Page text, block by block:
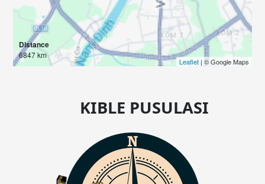
Distance
6847 km
Leaflet| © Google Maps
KIBLE PUSULASI